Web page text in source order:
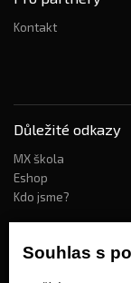
Souhlas s
Kontakt
Důležité odkazy
MX škola
Eshop
Kdo jsme?
Jak nakupovat?